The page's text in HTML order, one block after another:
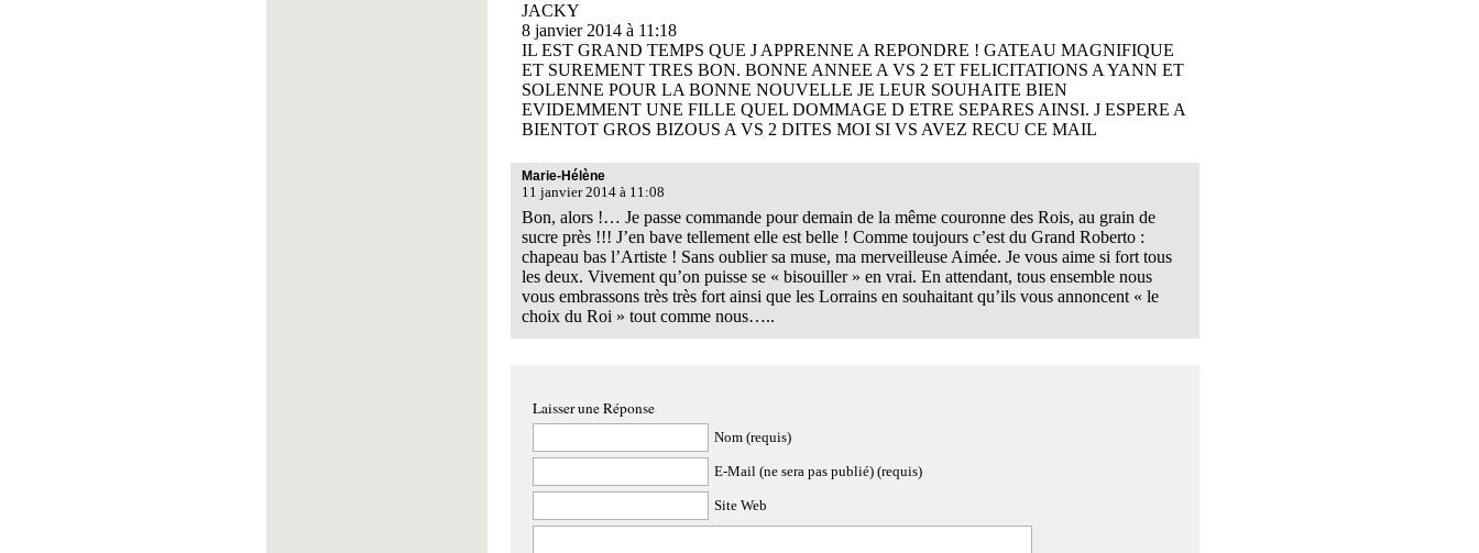
JACKY
8 janvier 2014 à 11:18
IL EST GRAND TEMPS QUE J APPRENNE A REPONDRE ! GATEAU MAGNIFIQUE
ET SUREMENT TRES BON. BONNE ANNEE A VS 2 ET FELICITATIONS A YANN ET
SOLENNE POUR LA BONNE NOUVELLE JE LEUR SOUHAITE BIEN
EVIDEMMENT UNE FILLE QUEL DOMMAGE D ETRE SEPARES AINSI. J ESPERE A
BIENTOT GROS BIZOUS A VS 2 DITES MOI SI VS AVEZ RECU CE MAIL
Marie-Hélène
11 janvier 2014 à 11:08
Bon, alors !… Je passe commande pour demain de la même couronne des Rois, au grain de
sucre près !!! J’en bave tellement elle est belle ! Comme toujours c’est du Grand Roberto :
chapeau bas l’Artiste ! Sans oublier sa muse, ma merveilleuse Aimée. Je vous aime si fort tous
les deux. Vivement qu’on puisse se « bisouiller » en vrai. En attendant, tous ensemble nous
vous embrassons très très fort ainsi que les Lorrains en souhaitant qu’ils vous annoncent « le
choix du Roi » tout comme nous…..
Laisser une Réponse
Nom (requis)
E-Mail (ne sera pas publié) (requis)
Site Web